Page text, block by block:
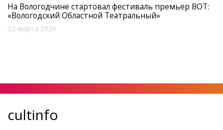
На Вологодчине стартовал фестиваль премьер ВОТ:
«Вологодский Областной Театральный»
02 марта 2026
cultinfo